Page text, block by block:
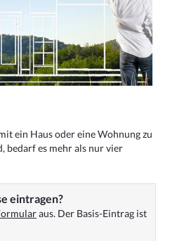
ein Haus oder eine Wohnung zu
bedarf es mehr als nur vier
eintragen?
aus. Der Basis-Eintrag ist